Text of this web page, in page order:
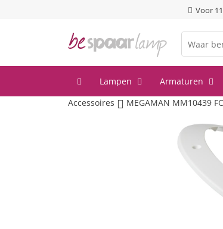
Voor
Lampen Armaturen
Accessoires
MEGAMAN MM10439